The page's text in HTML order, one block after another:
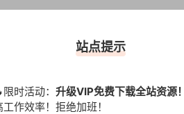
版权说明
0
站点提示
限时活动： 升级VIP免费下载全站资源！
工作效率！拒绝加班！